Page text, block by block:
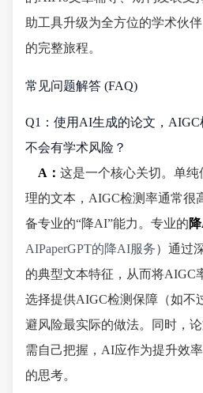
助工具升级为全方位的学术伙
的完整旅程。
常见问题解答 (FAQ)
Q1：使用AI生成的论文，
不会有学术风险？
A： 这是一个核心关切。单
理的文本，AIGC检测率通常很
备专业的“降AI”能力。专业的
AIPaperGPT的降AI服务）通过
的典型文本特征，从而将AIGC
选择提供AIGC检测保障（如不
避风险最实际的做法。同时，
需自己把握，AI应作为提升效
的思考。